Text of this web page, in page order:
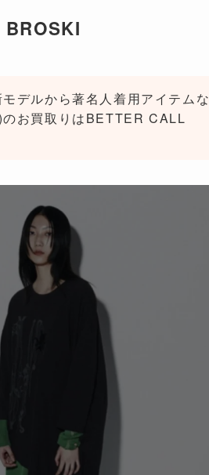
デルから著名人着用アイテムな
のお買取りはBETTER CALL